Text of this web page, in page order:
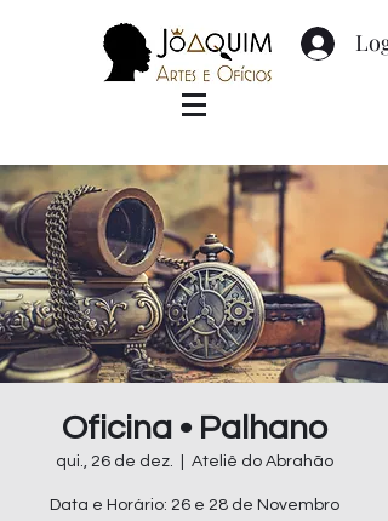
Oficina • Palhano
qui., 26 de dez. Ateliê do Abrahão
Data e Horário: 26 e 28 de Novembro